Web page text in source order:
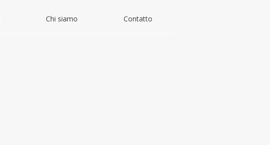
Chi siamo Contatto